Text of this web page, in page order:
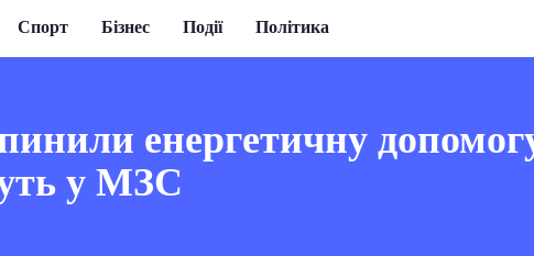
Спорт Бізнес Події Політика
енергетичну
у МЗС